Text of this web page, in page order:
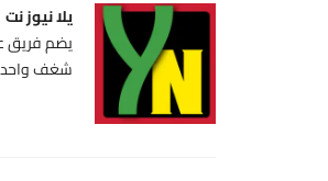
يلا نيوز نت
يضم فريق
شغف واحد: